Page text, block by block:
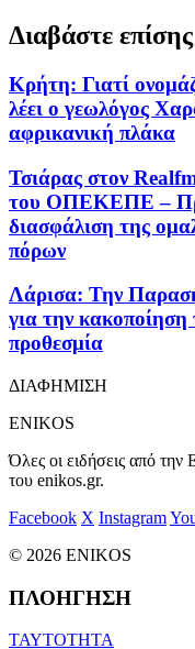
Διαβάστε επίσης
Κρήτη: Γιατί
λέει ο γεωλόγος
αφρικανική πλάκα
Τσιάρας στον
του ΟΠΕΚΕΠΕ –
διασφάλιση της
πόρων
Λάρισα: Την
για την
προθεσμία
ΔΙΑΦΗΜΙΣΗ
ENIKOS
Όλες οι ειδήσεις από
του enikos.gr.
Facebook X Instagram
© 2026 ENIKOS
ΠΛΟΗΓΗΣΗ
ΤΑΥΤΟΤΗΤΑ